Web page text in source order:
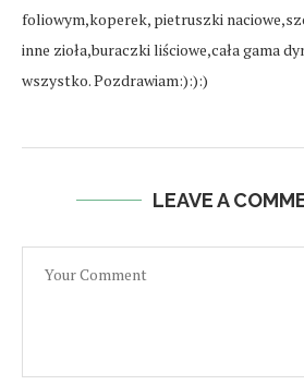
foliowym,koperek, pietruszki
inne zioła,buraczki liściowe,cała gama
wszystko. Pozdrawiam:):):)
LEAVE A